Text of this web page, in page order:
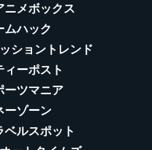
ニメボックス
ムハック
ショントレンド
ィーポスト
ーツマニア
ーゾーン
ルスポット